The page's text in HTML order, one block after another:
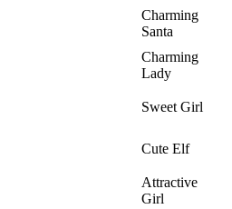
Charming
Santa
Charming
Lady
Sweet Girl
Cute Elf
Attractive
Girl